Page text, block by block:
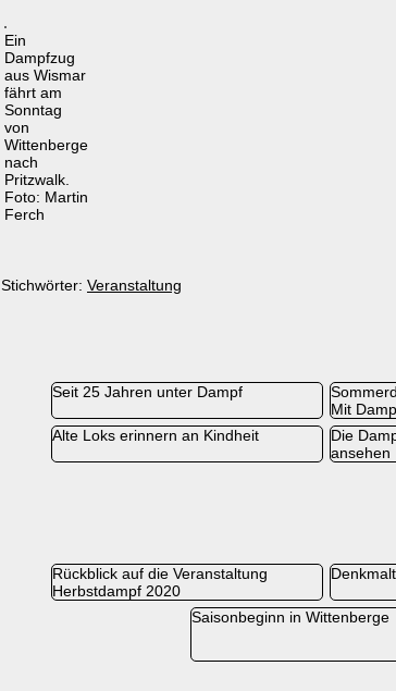
Ein
Dampfzug
aus Wismar
fährt am
Sonntag
von
Wittenberge
nach
Pritzwalk.
Foto: Martin
Ferch
Stichwörter: Veranstaltung
Seit 25 Jahren unter Dampf
Mit
Alte Loks erinnern an Kindheit
Die
ansehen
Rückblick auf die Veranstaltung
Herbstdampf 2020
Saisonbeginn in Wittenberge